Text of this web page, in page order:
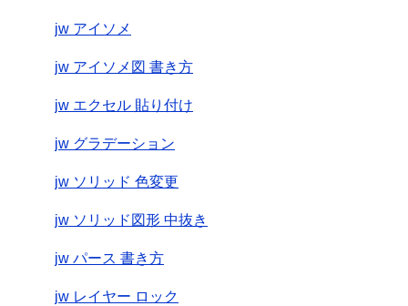
jw アイソメ
jw アイソメ図 書き方
jw エクセル 貼り付け
jw グラデーション
jw ソリッド 色変更
jw ソリッド図形 中抜き
jw パース 書き方
jw レイヤー ロック